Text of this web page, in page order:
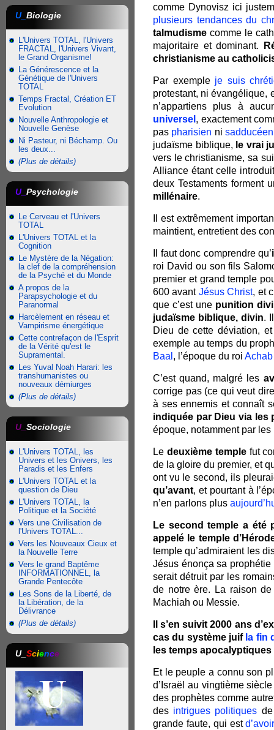
U_ Biologie
L'Univers TOTAL, l'Univers
FRACTAL, l'Univers Vivant,
le Grand Organisme!
La Générescence et la
Génétique de l'Univers
TOTAL
Temps Fractal, Création ET
Evolution
Nouvelle Anthropologie et
Nouvelle Genèse
Ni Pasteur, ni Béchamp. Ou
les deux...
(Plus de détails)
U_ Psychologie
Le Cerveau et l'Univers
TOTAL
L'Univers TOTAL et la
Cognition
Le Mystère de la Négation:
la clef de la compréhension
de la Psyché et du Monde
A propos de la
Parapsychologie et du
Paranormal
Harcèlement en réseau et
Vampirisme énergétique
Cette contrefaçon de l'Esprit
de la Vérité qu'est le
Supramental.
Les Yuval Noah Harari: les
transhumanistes ou
nouveaux démiurges
(Plus de détails)
U_ Sociologie
L'Univers TOTAL, les
Univers et les Onivers, les
Paradis et les Enfers
L'Univers TOTAL et la
question de Dieu
L'Univers TOTAL, la
Politique et la Société
Vers une Civilisation de
l'Univers TOTAL...
Vers les Nouveaux Cieux et
la Nouvelle Terre
Vers le grand Baptême
INFORMATIONNEL, la
Grande Pentecôte
Les Sons de la Liberté, de
la Libération, de la
Délivrance
(Plus de détails)
U_ Science
comme Dynovisz ici
plusieurs tendances du
talmudisme comme le
majoritaire et dominant.
christianisme au
Par exemple je suis
protestant, ni évangélique,
n’appartiens plus à
universel , exactement
pas pharisien nisadducéen
judaïsme biblique, le vrai
vers le christianisme, sa
Alliance étant celle
deux Testaments forment
millénaire.
Il est extrêmement
maintient, entretient des
Il faut donc comprendre qu’
roi David ou son fils
premier et grand temple
600 avant Jésus Christ, et
que c’est une punition
judaïsme biblique, divin.
Dieu de cette déviation,
exemple au temps du
Baal , l’époque du roi Achab
C’est quand, malgré les
corrige pas (ce qui veut
à ses ennemis et connaît
indiquée par Dieu via les
époque, notamment par
Le deuxième templefut
de la gloire du premier, et
ont vu le second, ils
qu’avant, et pourtant à
n’en parlons plus
Le second temple a été
appelé le temple
temple qu’admiraient les
Jésus énonça sa
serait détruit par les
de notre ère. La raison de
Machiah ou Messie.
Il s’en suivit 2000 ans
cas du système juif la fin
les temps
Et le peuple a connu son
d’Israël au vingtième
des prophètes comme
des intrigues politiques
grande faute, qui est